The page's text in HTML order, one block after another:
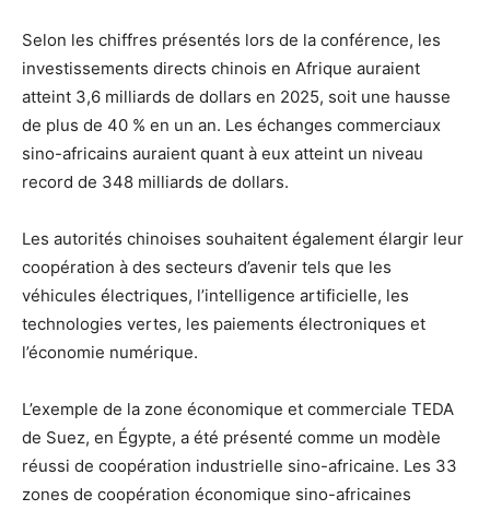
Selon les chiffres présentés lors de la conférence, les
investissements directs chinois en Afrique auraient
atteint 3,6 milliards de dollars en 2025, soit une hausse
de plus de 40 % en un an. Les échanges commerciaux
sino-africains auraient quant à eux atteint un niveau
record de 348 milliards de dollars.
Les autorités chinoises souhaitent également élargir leur
coopération à des secteurs d’avenir tels que les
véhicules électriques, l’intelligence artificielle, les
technologies vertes, les paiements électroniques et
l’économie numérique.
L’exemple de la zone économique et commerciale TEDA
de Suez, en Égypte, a été présenté comme un modèle
réussi de coopération industrielle sino-africaine. Les 33
zones de coopération économique sino-africaines